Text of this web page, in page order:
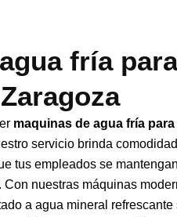
fría para
maquinas de agua fría
servicio brinda
tus empleados se
nuestras máquinas
a agua mineral refrescante